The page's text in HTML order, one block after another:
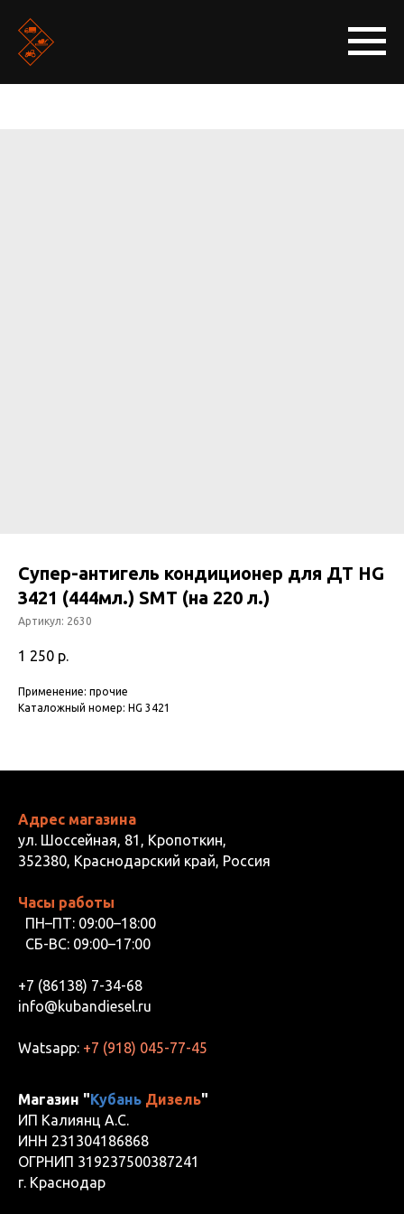
Супер-антигель кондиционер для ДТ HG
3421 (444мл.) SMT (на 220 л.)
Артикул: 2630
1 250 р.
Применение: прочие
Каталожный номер: HG 3421
Адрес магазина
ул. Шоссейная, 81, Кропоткин,
352380, Краснодарский край, Россия
Часы работы
ПН–ПТ: 09:00–18:00
СБ-ВС: 09:00–17:00
+7 (86138) 7-34-68
info@kubandiesel.ru
Watsapp: +7 (918) 045-77-45
Магазин "Кубань Дизель"
ИП Калиянц А.С.
ИНН 231304186868
ОГРНИП 319237500387241
г. Краснодар